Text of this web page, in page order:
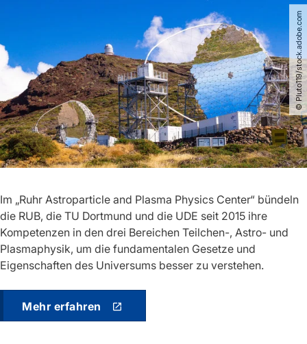
© Pluto119​/​stock.adobe.com
Im „Ruhr Astroparticle and Plasma Physics Center“ bündeln
die RUB, die TU Dortmund und die UDE seit 2015 ihre
Kompetenzen in den drei Bereichen Teilchen-, Astro- und
Plasmaphysik, um die fundamentalen Gesetze und
Eigenschaften des Universums besser zu verstehen.
Mehr erfahren